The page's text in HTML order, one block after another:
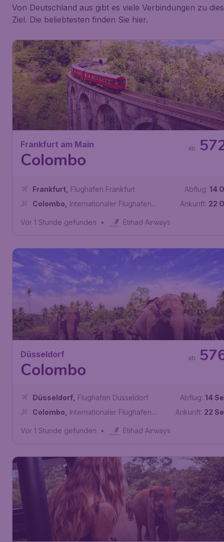
Von Deutschland aus gibt es viele Verbindungen zu
Ziel. Die beliebtesten finden Sie hier.
Frankfurt am Main
Colombo
ab
Frankfurt Flughafen Frankfurt
Colombo
Internationaler Flughafen
Abflug: 14
Ankunft: 22
Vor 1 Stunde gefunden • Etihad Airways
Düsseldorf
Colombo
ab
Düsseldorf Flughafen Düsseldorf
Colombo
Internationaler Flughafen
Abflug: 14
Ankunft: 22
Vor 1 Stunde gefunden • Etihad Airways